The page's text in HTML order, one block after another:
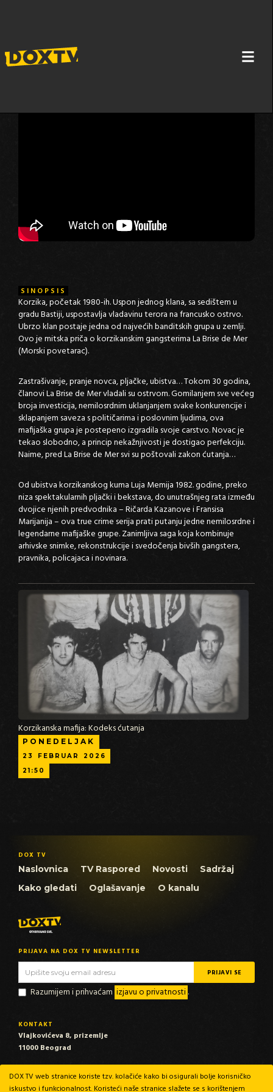
SINOPSIS
Korzika, početak 1980-ih. Uspon jednog klana, sa sedištem u
gradu Bastiji, uspostavlja vladavinu terora na francusko ostrvo.
Ubrzo klan postaje jedna od najvećih banditskih grupa u zemlji.
Ovo je mitska priča o korzikanskim gangsterima La Brise de Mer
(Morski povetarac).
Zastrašivanje, pranje novca, pljačke, ubistva… Tokom 30 godina,
članovi La Brise de Mer vladali su ostrvom. Gomilanjem sve većeg
broja investicija, nemilosrdnim uklanjanjem svake konkurencije i
sklapanjem saveza s političarima i poslovnim ljudima, ova
mafijaška grupa je postepeno izgradila svoje carstvo. Novac je
tekao slobodno, a princip nekažnjivosti je dostigao perfekciju.
Naime, pred La Brise de Mer svi su poštovali zakon ćutanja…
Od ubistva korzikanskog kuma Luja Memija 1982. godine, preko
niza spektakularnih pljački i bekstava, do unutrašnjeg rata između
dvojice njenih predvodnika – Ričarda Kazanove i Fransisa
Marijanija – ova true crime serija prati putanju jedne nemilosrdne i
legendarne mafijaške grupe. Zanimljiva saga koja kombinuje
arhivske snimke, rekonstrukcije i svedočenja bivših gangstera,
pravnika, policajaca i novinara.
Korzikanska mafija: Kodeks ćutanja
PONEDELJAK
23 FEBRUAR
2026
21:50
DOX TV
Naslovnica TV Raspored Novosti
Sadržaj
Kako gledati
Oglašavanje O kanalu
PRIJAVA NA DOX TV NEWSLETTER
Razumijem i prihvaćam izjavu o privatnosti.
KONTAKT
Vlajkovićeva 8, prizemlje
11000 Beograd
EMAIL
info@dox-tv.com
DOX TV web stranice koriste tzv. kolačiće kako bi osigurali bolje korisničko
iskustvo i funkcionalnost. Koristeći naše stranice slažete se s korištenjem